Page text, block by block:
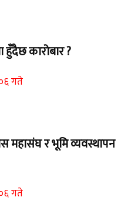
कारोबार ?
गते
महासंघ र भूमि व्यवस्थापन
गते